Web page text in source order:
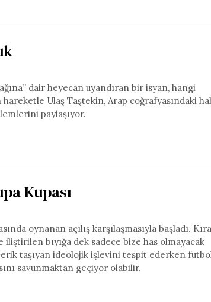
dair heyecan uyandıran bir isyan, hangi
Ulaş Taştekin, Arap coğrafyasındaki
paylaşıyor.
Kupası
oynanan açılış karşılaşmasıyla başladı.
bıyığa dek sadece bize has olmayacak
taşıyan ideolojik işlevini tespit ederken
savunmaktan geçiyor olabilir.